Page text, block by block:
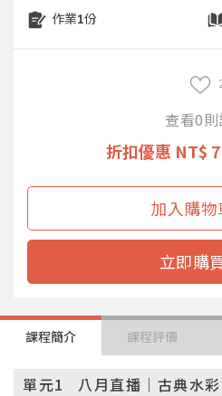
作業1份
查看0
折扣優惠 NT$
加入購物
立即購
課程簡介 課程評價
單元1 八月直播｜古典水